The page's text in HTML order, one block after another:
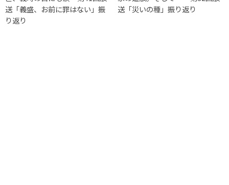
送「義盛、お前に罪はない」振
り返り
送「災いの種」振り返り